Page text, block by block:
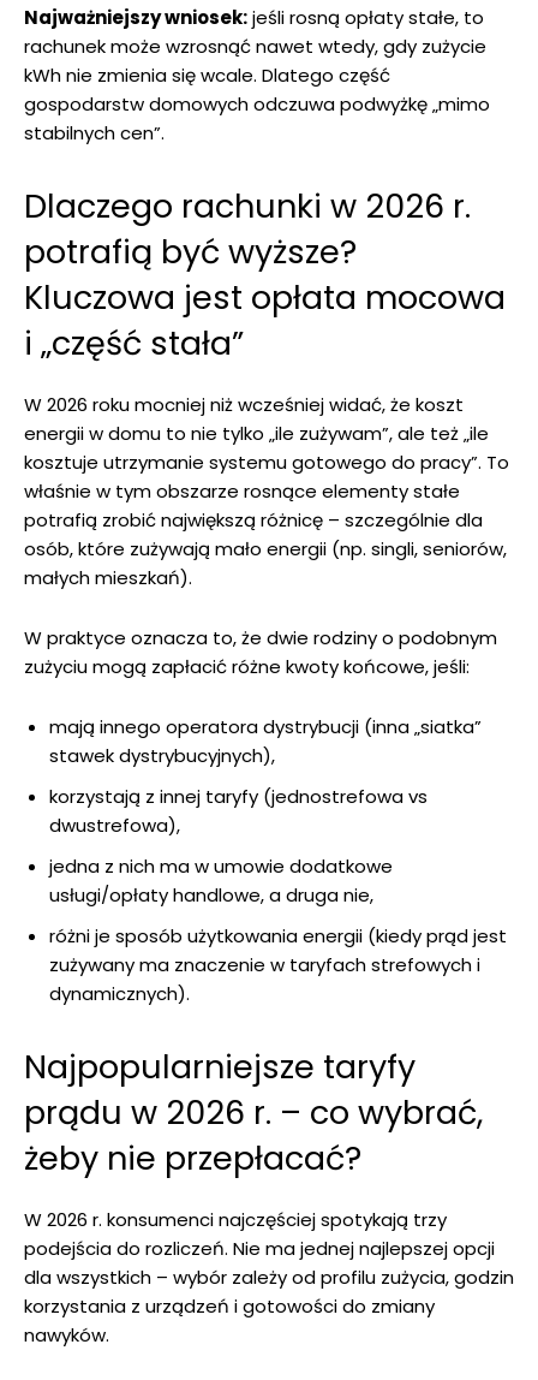
Najważniejszy wniosek:jeśli rosną opłaty stałe, to
rachunek może wzrosnąć nawet wtedy, gdy zużycie
kWh nie zmienia się wcale. Dlatego część
gospodarstw domowych odczuwa podwyżkę „mimo
stabilnych cen”.
Dlaczego rachunki w 2026 r.
potrafią być wyższe?
Kluczowa jest opłata mocowa
i „część stała”
W 2026 roku mocniej niż wcześniej widać, że koszt
energii w domu to nie tylko „ile zużywam”, ale też „ile
kosztuje utrzymanie systemu gotowego do pracy”. To
właśnie w tym obszarze rosnące elementy stałe
potrafią zrobić największą różnicę – szczególnie dla
osób, które zużywają mało energii (np. singli, seniorów,
małych mieszkań).
W praktyce oznacza to, że dwie rodziny o podobnym
zużyciu mogą zapłacić różne kwoty końcowe, jeśli:
mają innego operatora dystrybucji (inna „siatka”
stawek dystrybucyjnych),
korzystają z innej taryfy (jednostrefowa vs
dwustrefowa),
jedna z nich ma w umowie dodatkowe
usługi/opłaty handlowe, a druga nie,
różni je sposób użytkowania energii (kiedy prąd jest
zużywany ma znaczenie w taryfach strefowych i
dynamicznych).
Najpopularniejsze taryfy
prądu w 2026 r. – co wybrać,
żeby nie przepłacać?
W 2026 r. konsumenci najczęściej spotykają trzy
podejścia do rozliczeń. Nie ma jednej najlepszej opcji
dla wszystkich – wybór zależy od profilu zużycia, godzin
korzystania z urządzeń i gotowości do zmiany
nawyków.